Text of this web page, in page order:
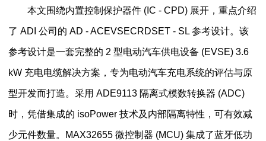
本文围绕内置控制保护器件 (IC - CPD) 展开，重点介绍
了 ADI 公司的 AD - ACEVSECRDSET - SL 参考设计。该
参考设计是一套完整的 2 型电动汽车供电设备 (EVSE) 3.6
kW 充电电缆解决方案，专为电动汽车充电系统的评估与原
型开发而打造。采用 ADE9113 隔离式模数转换器 (ADC)
时，凭借集成的 isoPower 技术及内部隔离特性，可有效减
少元件数量。MAX32655 微控制器 (MCU) 集成了蓝牙低功